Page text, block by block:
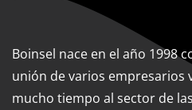
Boinsel nace en el año 1998
unión de varios empresarios
mucho tiempo al sector de